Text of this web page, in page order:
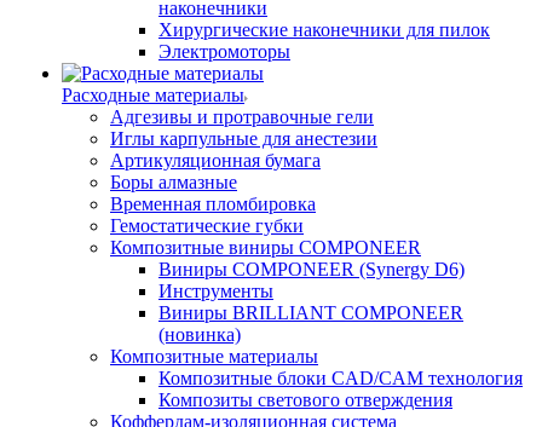
наконечники
Хирургические наконечники для пилок
Электромоторы
Расходные материалы
Адгезивы и протравочные гели
Иглы карпульные для анестезии
Артикуляционная бумага
Боры алмазные
Временная пломбировка
Гемостатические губки
Композитные виниры COMPONEER
Виниры COMPONEER (Synergy D6)
Инструменты
Виниры BRILLIANT COMPONEER
(новинка)
Композитные материалы
Композитные блоки CAD/СAM технология
Композиты светового отверждения
Коффердам-изоляционная система